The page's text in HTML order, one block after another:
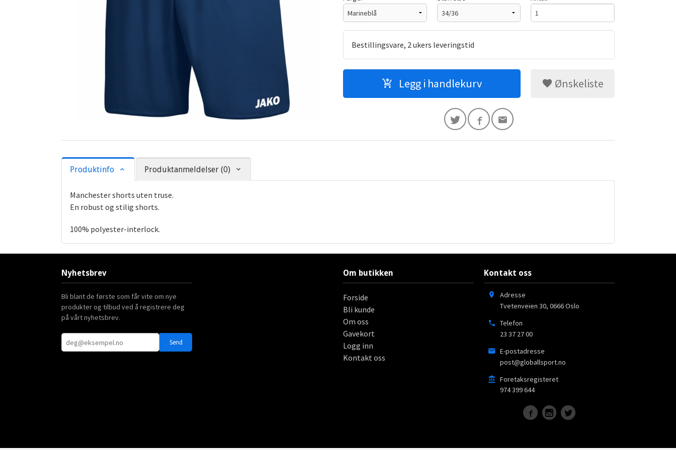
Bestillingsvare, 2 ukers leveringstid
Legg i handlekurv Ønskeliste
Produktinfo Produktanmeldelser (0)
Manchester shorts uten truse.
En robust og stilig shorts.
100% polyester-interlock.
Nyhetsbrev
Bli blant de første som får vite om nye
produkter og tilbud ved å registrere deg
på vårt nyhetsbrev.
Om butikken
Forside
Bli kunde
Om oss
Gavekort
Logg inn
Kontakt oss
Kontakt oss
Adresse
Tvetenveien 30, 0666Oslo
Telefon
23 37 27 00
E-postadresse
post@globallsport.no
Foretaksregisteret
974 399 644